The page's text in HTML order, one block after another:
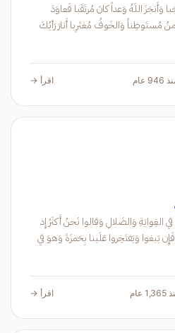
بِكَ اِقتَضى الدينُ دَيناً كانَ قَد وَجَبا وَأَنجَزَ اللَهُ وَعداً كانَ مُرتَقَبا فَعاوَدَ
الجَدبُ خِصباً وَالمُباحُ حِمىً وَالأَمنُ مُستَوطِناً وَالخَوفُ مُغتَرِبا أَنارَ رَأيُكَ
اقرأ →
رَأَيتُ المُشرِكينَ بَغَوا عَلَينا وَلَجّوا في الغِوايَةِ وَالضَلالِ وَقالوا نَحنُ أَكثَرُ إِذ
نَفَرنا غَداةَ الرَوعِ بِالأسلِ الطِوالِ فَإِن يَبغوا وَيَفتَخِروا عَلَينا بِحَمزَةَ وَهوَ في
اقرأ →